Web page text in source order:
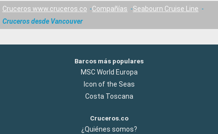
Cruceros www.cruceros.co Compañías
Seabourn Cruise Line
Cruceros desde Vancouver
Barcos más populares
MSC World Europa
Icon of the Seas
Costa Toscana
Cruceros.co
¿Quiénes somos?